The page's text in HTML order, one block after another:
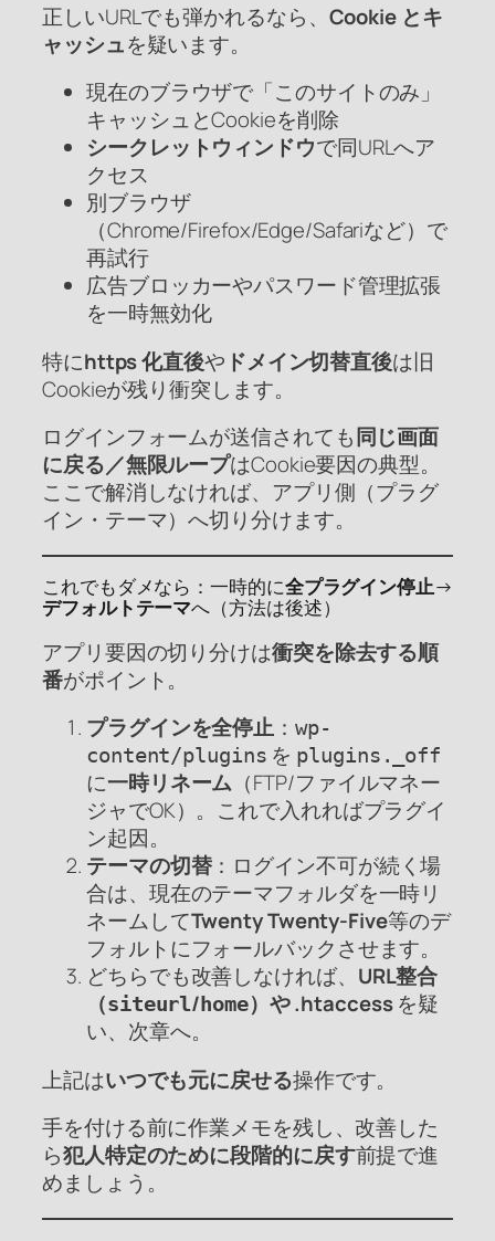
正しいURLでも弾かれるなら、 Cookie とキ
ャッシュを疑います。
現在のブラウザで「このサイトのみ」
キャッシュとCookieを削除
シークレットウィンドウで同URLへア
クセス
別ブラウザ
（Chrome/Firefox/Edge/Safariなど）で
再試行
広告ブロッカーやパスワード管理拡張
を一時無効化
特にhttps 化直後や ドメイン切替直後は旧
Cookieが残り衝突します。
ログインフォームが送信されても同じ画面
に戻る／無限ループはCookie要因の典型。
ここで解消しなければ、アプリ側（プラグ
イン・テーマ）へ切り分けます。
これでもダメなら：一時的に全プラグイン停止→
デフォルトテーマへ（方法は後述）
アプリ要因の切り分けは衝突を除去する順
番がポイント。
プラグインを全停止 ：wp-
content/plugins を plugins._off
に一時リネーム （FTP/ファイルマネー
ジャでOK）。これで入れればプラグイ
ン起因。
テーマの切替：ログイン不可が続く場
合は、現在のテーマフォルダを一時リ
ネームしてTwenty Twenty-Five等のデ
フォルトにフォールバックさせます。
どちらでも改善しなければ、 URL整合
（siteurl/ home）や .htaccessを疑
い、次章へ。
上記はいつでも元に戻せる操作です。
手を付ける前に作業メモを残し、改善した
ら犯人特定のために段階的に戻す前提で進
めましょう。